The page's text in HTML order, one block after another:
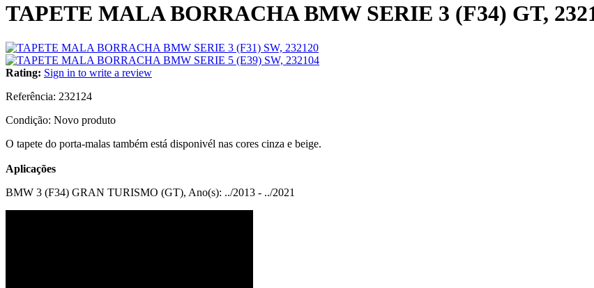
TAPETE MALA BORRACHA BMW SERIE 3 (F34) GT,
Rating: Sign in to write a review
Referência: 232124
Condição: Novo produto
O tapete do porta-malas também está disponivél nas cores cinza e beige.
Aplicações
BMW 3 (F34) GRAN TURISMO (GT), Ano(s): ../2013 - ../2021